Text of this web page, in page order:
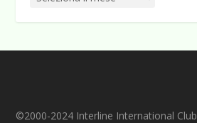
©2000-2024 Interline International Club